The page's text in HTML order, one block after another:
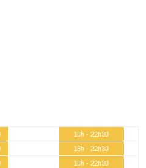
18h - 22h30
18h - 22h30
18h - 22h30